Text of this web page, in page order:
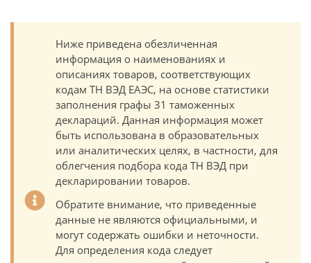
Ниже приведена обезличенная
информация о наименованиях и
описаниях товаров, соответствующих
кодам ТН ВЭД ЕАЭС, на основе статистики
заполнения графы 31 таможенных
деклараций. Данная информация может
быть использована в образовательных
или аналитических целях, в частности, для
облегчения подбора кода ТН ВЭД при
декларировании товаров.
Обратите внимание, что приведенные
данные не являются официальными, и
могут содержать ошибки и неточности.
Для определения кода следует